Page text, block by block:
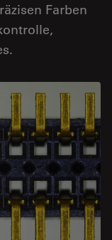
Farben